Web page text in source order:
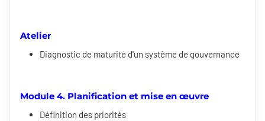
Atelier
Diagnostic de maturité d'un système de gouvernance
Module 4. Planification et mise en œuvre
Définition des priorités